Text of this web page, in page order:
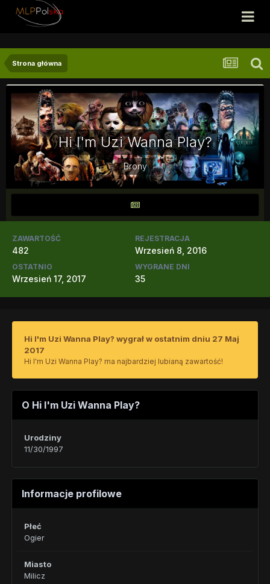
Strona główna
Hi I'm Uzi Wanna Play?
Brony
ZAWARTOŚĆ
482
REJESTRACJA
Wrzesień 8, 2016
OSTATNIO
Wrzesień 17, 2017
WYGRANE DNI
35
Hi I'm Uzi Wanna Play? wygrał w ostatnim dniu 27 Maj
2017
Hi I'm Uzi Wanna Play? ma najbardziej lubianą zawartość!
O Hi I'm Uzi Wanna Play?
Urodziny
11/30/1997
Informacje profilowe
Płeć
Ogier
Miasto
Milicz